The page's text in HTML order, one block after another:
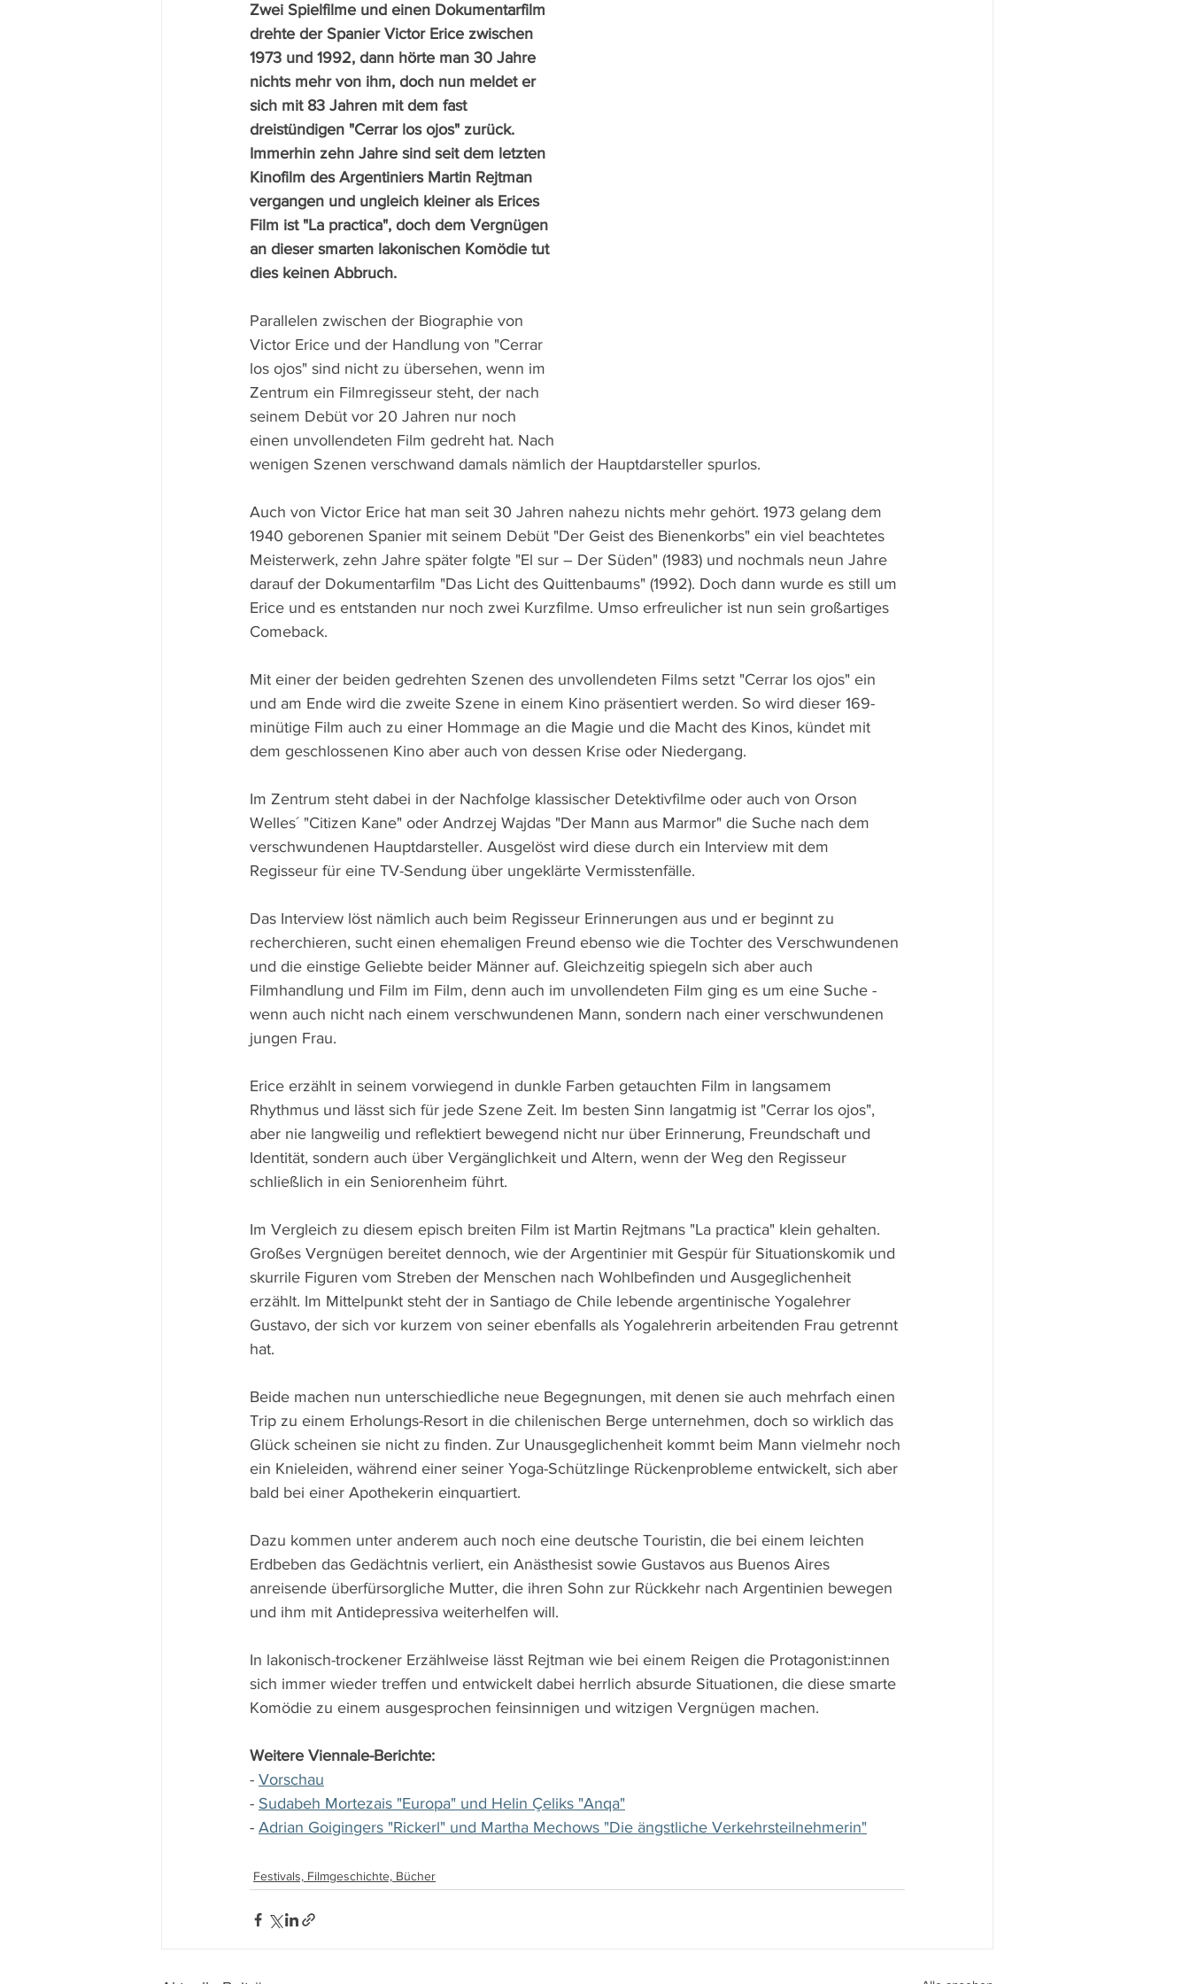
Zwei Spielfilme und einen Dokumentarfilm
drehte der Spanier Victor Erice zwischen
1973 und 1992, dann hörte man 30 Jahre
nichts mehr von ihm, doch nun meldet er
sich mit 83 Jahren mit dem fast
dreistündigen "Cerrar los ojos" zurück.
Immerhin zehn Jahre sind seit dem letzten
Kinofilm des Argentiniers Martin Rejtman
vergangen und ungleich kleiner als Erices
Film ist "La practica", doch dem Vergnügen
an dieser smarten lakonischen Komödie tut
dies keinen Abbruch.
Parallelen zwischen der Biographie von
Victor Erice und der Handlung von "Cerrar
los ojos" sind nicht zu übersehen, wenn im
Zentrum ein Filmregisseur steht, der nach
seinem Debüt vor 20 Jahren nur noch
einen unvollendeten Film gedreht hat. Nach
wenigen Szenen verschwand damals nämlich der Hauptdarsteller spurlos.
Auch von Victor Erice hat man seit 30 Jahren nahezu nichts mehr gehört. 1973 gelang dem
1940 geborenen Spanier mit seinem Debüt "Der Geist des Bienenkorbs" ein viel beachtetes
Meisterwerk, zehn Jahre später folgte "El sur – Der Süden" (1983) und nochmals neun Jahre
darauf der Dokumentarfilm "Das Licht des Quittenbaums" (1992). Doch dann wurde es still um
Erice und es entstanden nur noch zwei Kurzfilme. Umso erfreulicher ist nun sein großartiges
Comeback.
Mit einer der beiden gedrehten Szenen des unvollendeten Films setzt "Cerrar los ojos" ein
und am Ende wird die zweite Szene in einem Kino präsentiert werden. So wird dieser 169-
minütige Film auch zu einer Hommage an die Magie und die Macht des Kinos, kündet mit
dem geschlossenen Kino aber auch von dessen Krise oder Niedergang.
Im Zentrum steht dabei in der Nachfolge klassischer Detektivfilme oder auch von Orson
Welles´ "Citizen Kane" oder Andrzej Wajdas "Der Mann aus Marmor" die Suche nach dem
verschwundenen Hauptdarsteller. Ausgelöst wird diese durch ein Interview mit dem
Regisseur für eine TV-Sendung über ungeklärte Vermisstenfälle.
Das Interview löst nämlich auch beim Regisseur Erinnerungen aus und er beginnt zu
recherchieren, sucht einen ehemaligen Freund ebenso wie die Tochter des Verschwundenen
und die einstige Geliebte beider Männer auf. Gleichzeitig spiegeln sich aber auch
Filmhandlung und Film im Film, denn auch im unvollendeten Film ging es um eine Suche -
wenn auch nicht nach einem verschwundenen Mann, sondern nach einer verschwundenen
jungen Frau.
Erice erzählt in seinem vorwiegend in dunkle Farben getauchten Film in langsamem
Rhythmus und lässt sich für jede Szene Zeit. Im besten Sinn langatmig ist "Cerrar los ojos",
aber nie langweilig und reflektiert bewegend nicht nur über Erinnerung, Freundschaft und
Identität, sondern auch über Vergänglichkeit und Altern, wenn der Weg den Regisseur
schließlich in ein Seniorenheim führt.
Im Vergleich zu diesem episch breiten Film ist Martin Rejtmans "La practica" klein gehalten.
Großes Vergnügen bereitet dennoch, wie der Argentinier mit Gespür für Situationskomik und
skurrile Figuren vom Streben der Menschen nach Wohlbefinden und Ausgeglichenheit
erzählt. Im Mittelpunkt steht der in Santiago de Chile lebende argentinische Yogalehrer
Gustavo, der sich vor kurzem von seiner ebenfalls als Yogalehrerin arbeitenden Frau getrennt
hat.
Beide machen nun unterschiedliche neue Begegnungen, mit denen sie auch mehrfach einen
Trip zu einem Erholungs-Resort in die chilenischen Berge unternehmen, doch so wirklich das
Glück scheinen sie nicht zu finden. Zur Unausgeglichenheit kommt beim Mann vielmehr noch
ein Knieleiden, während einer seiner Yoga-Schützlinge Rückenprobleme entwickelt, sich aber
bald bei einer Apothekerin einquartiert.
Dazu kommen unter anderem auch noch eine deutsche Touristin, die bei einem leichten
Erdbeben das Gedächtnis verliert, ein Anästhesist sowie Gustavos aus Buenos Aires
anreisende überfürsorgliche Mutter, die ihren Sohn zur Rückkehr nach Argentinien bewegen
und ihm mit Antidepressiva weiterhelfen will.
In lakonisch-trockener Erzählweise lässt Rejtman wie bei einem Reigen die Protagonist:innen
sich immer wieder treffen und entwickelt dabei herrlich absurde Situationen, die diese smarte
Komödie zu einem ausgesprochen feinsinnigen und witzigen Vergnügen machen.
Weitere Viennale-Berichte:
- Vorschau
- Sudabeh Mortezais "Europa" und Helin Çeliks "Anqa"
- Adrian Goigingers "Rickerl" und Martha Mechows "Die ängstliche Verkehrsteilnehmerin"
Festivals, Filmgeschichte, Bücher